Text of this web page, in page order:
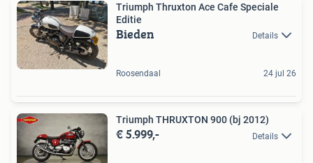
Triumph Thruxton Ace Cafe Speciale
Editie
Bieden Details
Roosendaal 24 jul 26
Triumph THRUXTON 900 (bj 2012)
€ 5.999,- Details